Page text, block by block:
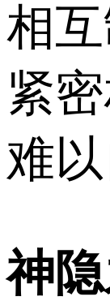
相
紧
难以
神